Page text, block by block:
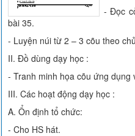
- Đọc
bài 35.
- Luyện núi từ 2 – 3 cõu theo
II. Đồ dùng dạy học :
- Tranh minh họa cõu ứng dụng
III. Các hoạt động dạy học :
A. Ổn định tổ chức:
- Cho HS hát.